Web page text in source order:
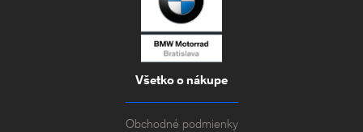
Všetko o nákupe
Obchodné podmienky